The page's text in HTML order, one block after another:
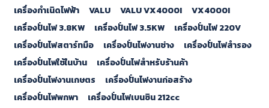
เครื่องกำเนิดไฟฟ้า
VALU VALU VX4000I
VX4000I
เครื่องปั่นไฟ 3.8KW
เครื่องปั่นไฟ 3.5KW
เครื่องปั่นไฟ 220V
เครื่องปั่นไฟสตาร์ทมือ
เครื่องปั่นไฟงานช่าง
เครื่องปั่นไฟสำรอง
เครื่องปั่นไฟใช้ในบ้าน
เครื่องปั่นไฟสำหรับร้านค้า
เครื่องปั่นไฟงานเกษตร
เครื่องปั่นไฟงานก่อสร้าง
เครื่องปั่นไฟพกพา
เครื่องปั่นไฟเบนซิน 212cc